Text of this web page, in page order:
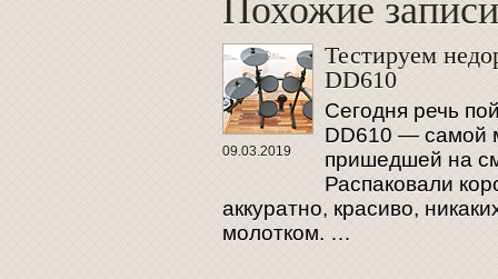
Похожие записи
Похожие записи
09.03.2019
Тестируем
DD610
Сегодня речь
DD610 — самой
пришедшей на
Распаковали
аккуратно, красиво,
молотком. …